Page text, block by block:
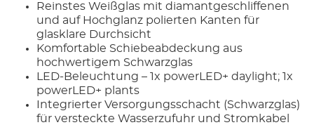
Reinstes Weißglas mit diamantgeschliffenen
und auf Hochglanz polierten Kanten für
glasklare Durchsicht
Komfortable Schiebeabdeckung aus
hochwertigem Schwarzglas
LED-Beleuchtung – 1x powerLED+ daylight; 1x
powerLED+ plants
Integrierter Versorgungsschacht (Schwarzglas)
für versteckte Wasserzufuhr und Stromkabel